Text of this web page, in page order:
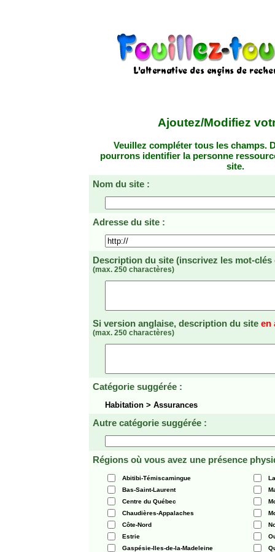
Ajoutez/Modifiez
Veuillez compléter tous les champs.
pourrons identifier la personne
site.
Nom du site :
Adresse du site :
Description du site (inscrivez les mot-
(max. 250 charactères)
Si version anglaise, description du site en
(max. 250 charactères)
Catégorie suggérée :
Habitation > Assurances
Autre catégorie suggérée :
Régions où vous avez une présence
Abitibi-Témiscamingue
Bas-Saint-Laurent
Centre du Québec
Chaudières-Appalaches
Côte-Nord
Estrie
Gaspésie-Iles-de-la-Madeleine